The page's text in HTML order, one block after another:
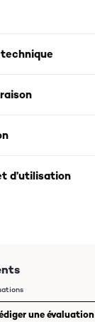
d’utilisation
une évaluation